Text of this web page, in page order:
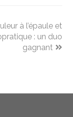
à l’épaule et
: un duo
gagnant